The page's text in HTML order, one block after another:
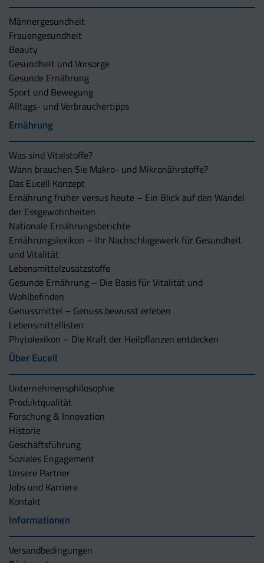
Männergesundheit
Frauengesundheit
Beauty
Gesundheit und Vorsorge
Gesunde Ernährung
Sport und Bewegung
Alltags- und Verbrauchertipps
Ernährung
Was sind Vitalstoffe?
Wann brauchen Sie Makro- und Mikronährstoffe?
Das Eucell Konzept
Ernährung früher versus heute – Ein Blick auf den Wandel
der Essgewohnheiten
Nationale Ernährungsberichte
Ernährungslexikon – Ihr Nachschlagewerk für Gesundheit
und Vitalität
Lebensmittelzusatzstoffe
Gesunde Ernährung – Die Basis für Vitalität und
Wohlbefinden
Genussmittel – Genuss bewusst erleben
Lebensmittellisten
Phytolexikon – Die Kraft der Heilpflanzen entdecken
Über Eucell
Unternehmens­philosophie
Produktqualität
Forschung & Innovation
Historie
Geschäftsführung
Soziales Engagement
Unsere Partner
Jobs und Karriere
Kontakt
Informationen
Versandbedingungen